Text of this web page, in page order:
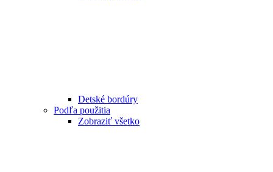
Detské bordúry
Podľa použitia
Zobraziť všetko